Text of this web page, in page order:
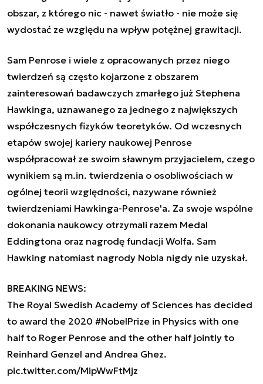
obszar, z którego nic - nawet światło - nie może się
wydostać ze względu na wpływ potężnej grawitacji.
Sam Penrose i wiele z opracowanych przez niego
twierdzeń są często kojarzone z obszarem
zainteresowań badawczych zmarłego już Stephena
Hawkinga, uznawanego za jednego z największych
współczesnych fizyków teoretyków. Od wczesnych
etapów swojej kariery naukowej Penrose
współpracował ze swoim sławnym przyjacielem, czego
wynikiem są m.in. twierdzenia o osobliwościach w
ogólnej teorii względności, nazywane również
twierdzeniami Hawkinga-Penrose'a. Za swoje wspólne
dokonania naukowcy otrzymali razem Medal
Eddingtona oraz nagrodę fundacji Wolfa. Sam
Hawking natomiast nagrody Nobla nigdy nie uzyskał.
BREAKING NEWS:
The Royal Swedish Academy of Sciences has decided
to award the 2020 #NobelPrize in Physics with one
half to Roger Penrose and the other half jointly to
Reinhard Genzel and Andrea Ghez.
pic.twitter.com/MipWwFtMjz